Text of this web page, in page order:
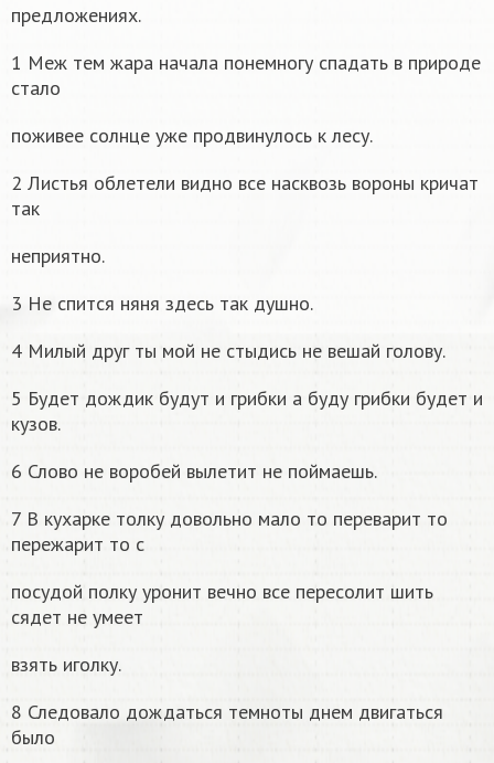
предложениях.
1 Меж тем жара начала понемногу спадать в природе
стало
поживее солнце уже продвинулось к лесу.
2 Листья облетели видно все насквозь вороны кричат
так
неприятно.
3 Не спится няня здесь так душно.
4 Милый друг ты мой не стыдись не вешай голову.
5 Будет дождик будут и грибки а буду грибки будет и
кузов.
6 Слово не воробей вылетит не поймаешь.
7 В кухарке толку довольно мало то переварит то
пережарит то с
посудой полку уронит вечно все пересолит шить
сядет не умеет
взять иголку.
8 Следовало дождаться темноты днем двигаться
было